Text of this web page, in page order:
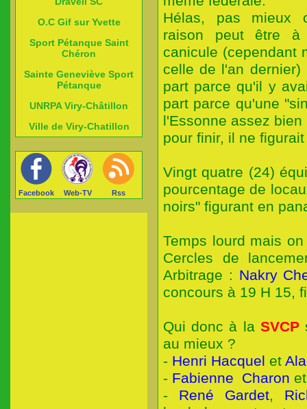
O.C Gif sur Yvette
Sport Pétanque Saint
Chéron
Sainte Geneviève Sport
Pétanque
UNRPA Viry-Châtillon
Ville de Viry-Chatillon
Facebook Web-TV Rss
Hélas, pas mieux
raison peut être
canicule (cependant
celle de l'an dernier)
part parce qu'il y
part parce qu'une
l'Essonne assez
pour finir, il ne
Vingt quatre (24)
pourcentage de
noirs" figurant en
Temps lourd mais
Cercles de
Arbitrage : Nakry
concours à 19 H 15,
Qui donc à la SVCP
au mieux ?
- Henri Hacquel et
- Fabienne Charon
- René Gardet,